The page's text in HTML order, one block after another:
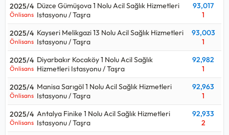
2025/4
Önlisans
Düzce Gümüşova 1 Nolu Acil Sağlık Hizmetleri
Istasyonu / Taşra
93,017
1
2025/4
Önlisans
Kayseri Melikgazi 13 Nolu Acil Sağlık Hizmetleri
Istasyonu / Taşra
93,003
1
2025/4
Önlisans
Diyarbakır Kocaköy 1 Nolu Acil Sağlık
Hizmetleri Istasyonu / Taşra
92,982
1
2025/4
Önlisans
Manisa Sarıgöl 1 Nolu Acil Sağlık Hizmetleri
Istasyonu / Taşra
92,963
1
2025/4
Önlisans
Antalya Finike 1 Nolu Acil Sağlık Hizmetleri
Istasyonu / Taşra
92,933
2